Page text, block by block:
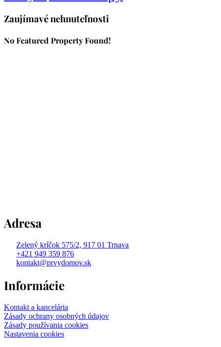
Zaujímavé nehnuteľnosti
No Featured Property Found!
Adresa
Zelený kríčok 575/2, 917 01 Trnava
+421 949 359 876
kontakt@prvydomov.sk
Informácie
Kontakt a kancelária
Zásady ochrany osobných údajov
Zásady používania cookies
Nastavenia cookies